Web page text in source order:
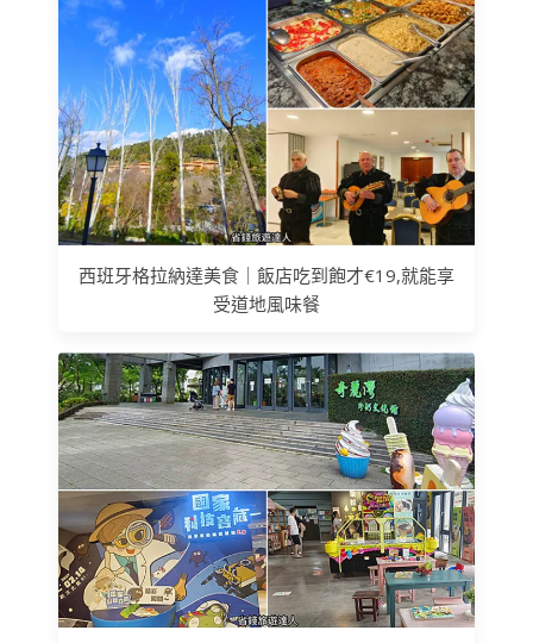
西班牙格拉納達美食｜飯店吃到飽才€19,就能享
受道地風味餐